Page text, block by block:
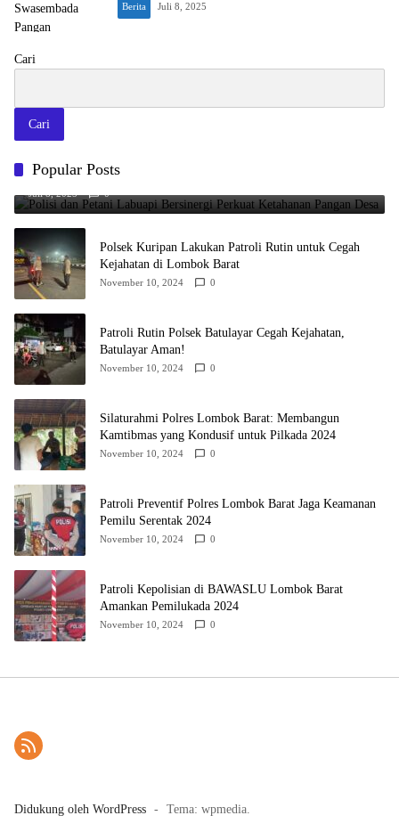
Berita Juli 8, 2025
Cari
Cari
Popular Posts
Desa
Juli 8, 2025 0
Polsek Kuripan Lakukan Patroli Rutin untuk Cegah
Kejahatan di Lombok Barat
November 10, 2024 0
Patroli Rutin Polsek Batulayar Cegah Kejahatan,
Batulayar Aman!
November 10, 2024 0
Silaturahmi Polres Lombok Barat: Membangun
Kamtibmas yang Kondusif untuk Pilkada 2024
November 10, 2024 0
Patroli Preventif Polres Lombok Barat Jaga Keamanan
Pemilu Serentak 2024
November 10, 2024 0
Patroli Kepolisian di BAWASLU Lombok Barat
Amankan Pemilukada 2024
November 10, 2024 0
Didukung oleh WordPress - Tema: wpmedia.